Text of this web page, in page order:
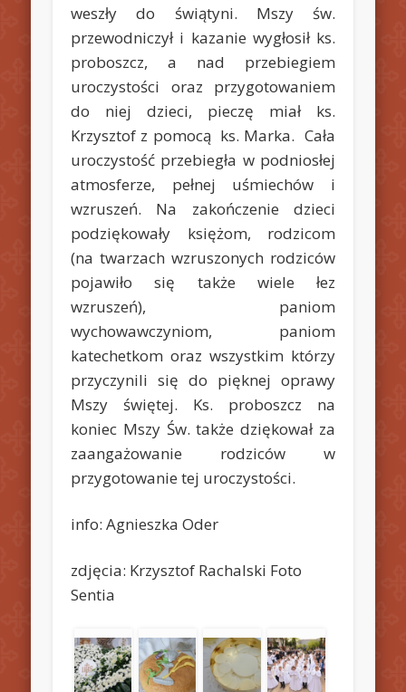
weszły do świątyni. Mszy św.
przewodniczył i kazanie wygłosił ks.
proboszcz, a nad przebiegiem
uroczystości oraz przygotowaniem
do niej dzieci, pieczę miał ks.
Krzysztof z pomocą ks. Marka. Cała
uroczystość przebiegła w podniosłej
atmosferze, pełnej uśmiechów i
wzruszeń. Na zakończenie dzieci
podziękowały księżom, rodzicom
(na twarzach wzruszonych rodziców
pojawiło się także wiele łez
wzruszeń), paniom
wychowawczyniom, paniom
katechetkom oraz wszystkim którzy
przyczynili się do pięknej oprawy
Mszy świętej. Ks. proboszcz na
koniec Mszy Św. także dziękował za
zaangażowanie rodziców w
przygotowanie tej uroczystości.
info: Agnieszka Oder
zdjęcia: Krzysztof Rachalski Foto
Sentia